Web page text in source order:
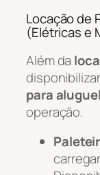
Locação de
(Elétricas e
Além da
para aluguel
operação.